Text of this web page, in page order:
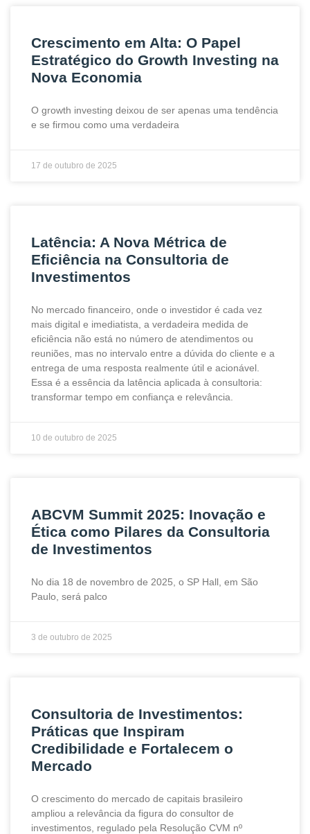
Crescimento em Alta: O Papel
Estratégico do Growth Investing na
Nova Economia
O growth investing deixou de ser apenas uma tendência
e se firmou como uma verdadeira
17 de outubro de 2025
Latência: A Nova Métrica de
Eficiência na Consultoria de
Investimentos
No mercado financeiro, onde o investidor é cada vez
mais digital e imediatista, a verdadeira medida de
eficiência não está no número de atendimentos ou
reuniões, mas no intervalo entre a dúvida do cliente e a
entrega de uma resposta realmente útil e acionável.
Essa é a essência da latência aplicada à consultoria:
transformar tempo em confiança e relevância.
10 de outubro de 2025
ABCVM Summit 2025: Inovação e
Ética como Pilares da Consultoria
de Investimentos
No dia 18 de novembro de 2025, o SP Hall, em São
Paulo, será palco
3 de outubro de 2025
Consultoria de Investimentos:
Práticas que Inspiram
Credibilidade e Fortalecem o
Mercado
O crescimento do mercado de capitais brasileiro
ampliou a relevância da figura do consultor de
investimentos, regulado pela Resolução CVM nº